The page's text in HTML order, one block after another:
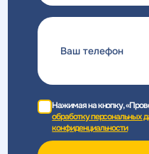
Нажимая на кнопку,
обработку персональных
конфиденциальности